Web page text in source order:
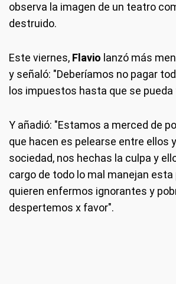
observa la imagen de un teatro
destruido.
Este viernes, Flavio lanzó más
y señaló: "Deberíamos no pagar
los impuestos hasta que se pueda
Y añadió: "Estamos a merced de
que hacen es pelearse entre ellos
sociedad, nos hechas la culpa y
cargo de todo lo mal manejan esta
quieren enfermos ignorantes y
despertemos x favor".